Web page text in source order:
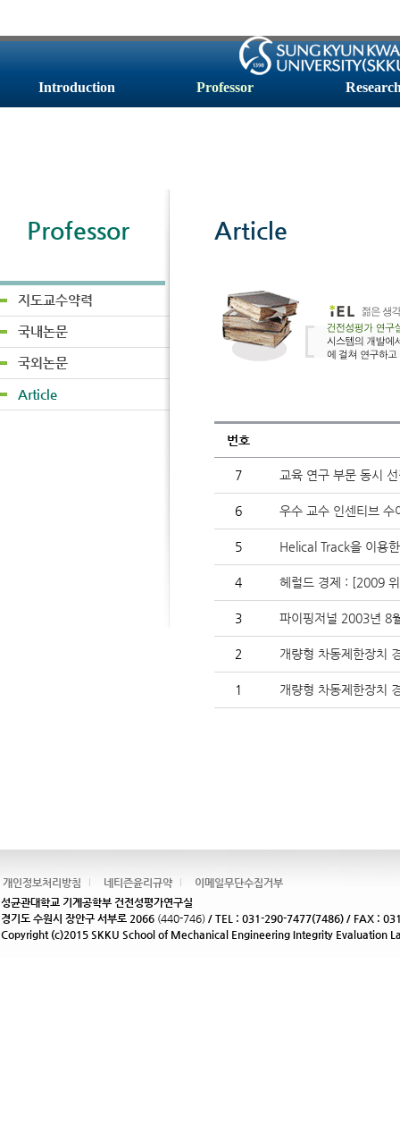
Introduction Professor
Professor
지도교수약력
국내논문
국외논문
Article
Article
번호
7 교육 연구 부문 동시
6 우수 교수 인센티브
5 Helical Track을 이용
4 헤럴드 경제 : [2009
3 파이핑저널 2003년 8
2 개량형 차동제한장치
1 개량형 차동제한장치
성균관대학교 기계공학부 건전성평가연구실
경기도 수원시 장안구 서부로 2066 (440-746)/ TEL : 031-290-7477(7486) / FAX :
Copyright (c)2015 SKKU School of Mechanical Engineering Integrity Evaluation
개인정보처리방침 네티즌윤리규약 이메일무단수집거부